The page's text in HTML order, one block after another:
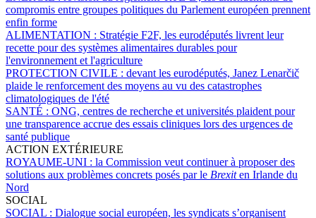
compromis entre groupes politiques du Parlement européen prennent
enfin forme
ALIMENTATION : Stratégie F2F, les eurodéputés livrent leur
recette pour des systèmes alimentaires durables pour
l'environnement et l'agriculture
PROTECTION CIVILE : devant les eurodéputés, Janez Lenarčič
plaide le renforcement des moyens au vu des catastrophes
climatologiques de l'été
SANTÉ : ONG, centres de recherche et universités plaident pour
une transparence accrue des essais cliniques lors des urgences de
santé publique
ACTION EXTÉRIEURE
ROYAUME-UNI : la Commission veut continuer à proposer des
solutions aux problèmes concrets posés par le Brexiten Irlande du
Nord
SOCIAL
SOCIAL : Dialogue social européen, les syndicats s’organisent